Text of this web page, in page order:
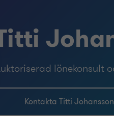
lönekonsult
Kontakta Titti Johansson